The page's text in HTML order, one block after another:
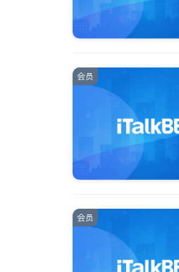
会员
会员